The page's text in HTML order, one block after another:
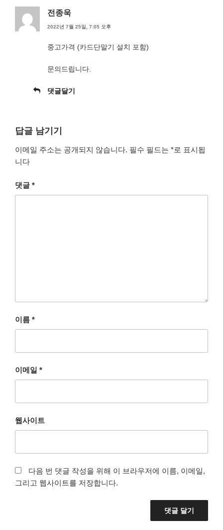
전종욱
2022년 7월 25일, 7:05 오후
중고가격 (카드단말기 설치 포함)
문의드립니다.
댓글달기
답글 남기기
이메일 주소는 공개되지 않습니다. 필수 필드는 *로 표시됩
니다
댓글 *
이름 *
이메일 *
웹사이트
다음 번 댓글 작성을 위해 이 브라우저에 이름, 이메일,
그리고 웹사이트를 저장합니다.